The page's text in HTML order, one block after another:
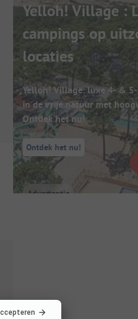
Yelloh! Village :
campings op
locaties
Yelloh! Village: luxe 4- &
in de vrije natuur met
Ontdek het nu!
Ontdek het nu!